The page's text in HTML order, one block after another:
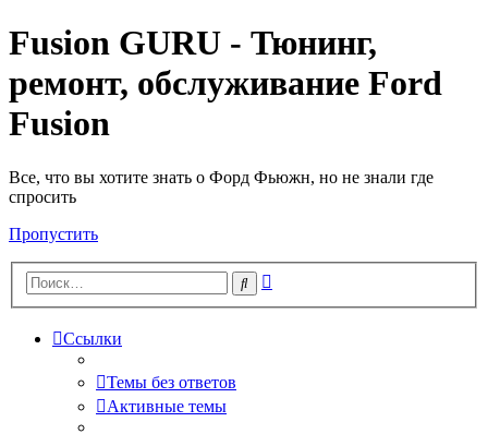
Fusion GURU - Тюнинг,
ремонт, обслуживание Ford
Fusion
Все, что вы хотите знать о Форд Фьюжн, но не знали где
спросить
Пропустить
Поиск
Ссылки
Темы без ответов
Активные темы